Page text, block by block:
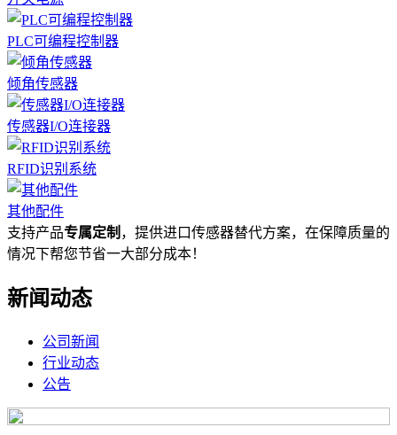
PLC可编程控制器
倾角传感器
传感器I/O连接器
RFID识别系统
其他配件
支持产品专属定制 ，提供进口传感器替代方案，在保障质量的
情况下帮您节省一大部分成本！
新闻动态
公司新闻
行业动态
公告